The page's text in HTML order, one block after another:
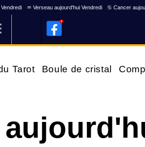
♒ Verseau aujourd'hui Vendredi ♋ Cancer
Tarot Boule de cristal